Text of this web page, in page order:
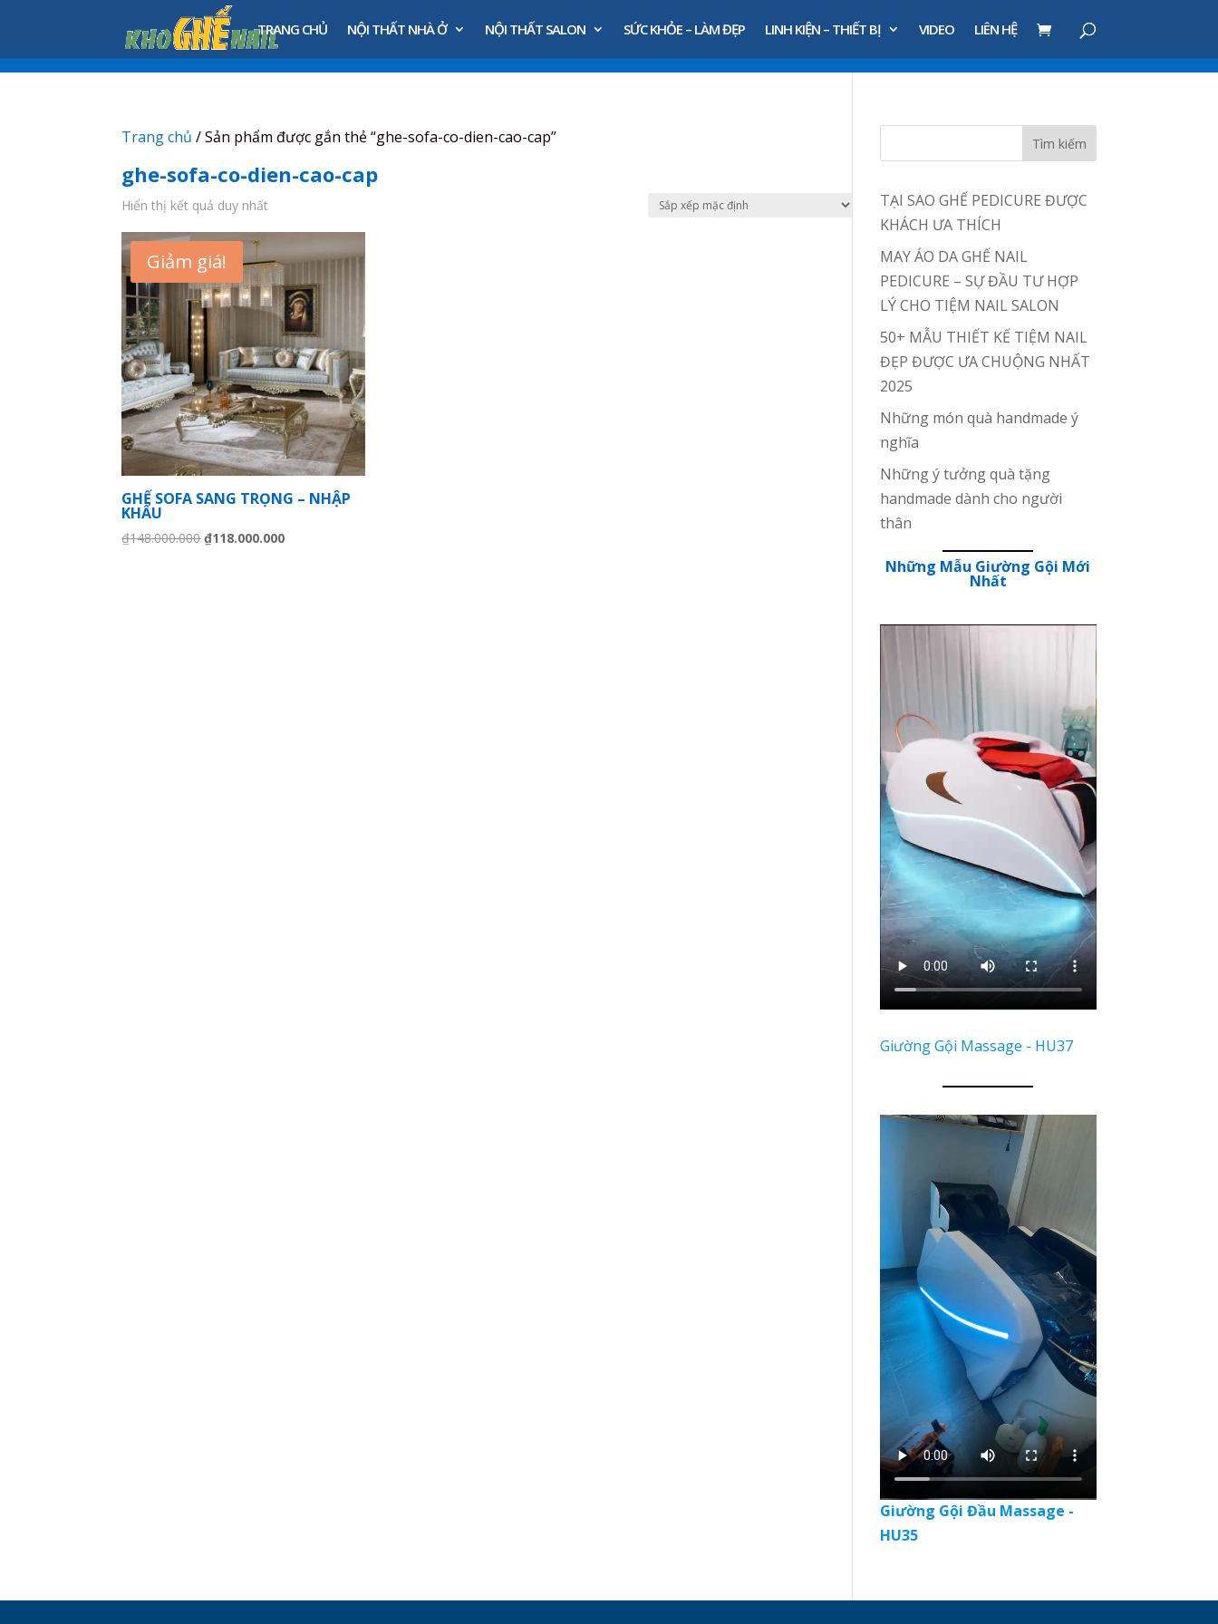
TRANG CHỦ NỘI THẤT NHÀ Ở NỘI THẤT SALON SỨC KHỎE – LÀM ĐẸP LINH KIỆN – THIẾT BỊ VIDEO LIÊN HỆ
Trang chủ / Sản phẩm được gắn thẻ “ghe-sofa-co-dien-cao-cap”
ghe-sofa-co-dien-cao-cap
Hiển thị kết quả duy nhất
Giảm giá!
GHẾ SOFA SANG TRỌNG – NHẬP
KHẨU
₫148.000.000Giá
₫118.000.000Giá
TẠI SAO GHẾ PEDICURE ĐƯỢC
KHÁCH ƯA THÍCH
MAY ÁO DA GHẾ NAIL
PEDICURE – SỰ ĐẦU TƯ HỢP
LÝ CHO TIỆM NAIL SALON
50+ MẪU THIẾT KẾ TIỆM NAIL
ĐẸP ĐƯỢC ƯA CHUỘNG NHẤT
2025
Những món quà handmade ý
nghĩa
Những ý tưởng quà tặng
handmade dành cho người
thân
Những Mẫu Giường Gội Mới
Nhất
Giường Gội Massage - HU37
Giường Gội Đầu Massage -
HU35